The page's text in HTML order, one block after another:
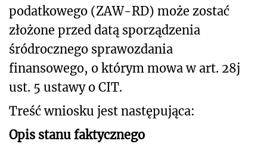
podatkowego (ZAW-RD) może zostać
złożone przed datą sporządzenia
śródrocznego sprawozdania
finansowego, o którym mowa w art. 28j
ust. 5 ustawy o CIT.
Treść wniosku jest następująca:
Opis stanu faktycznego